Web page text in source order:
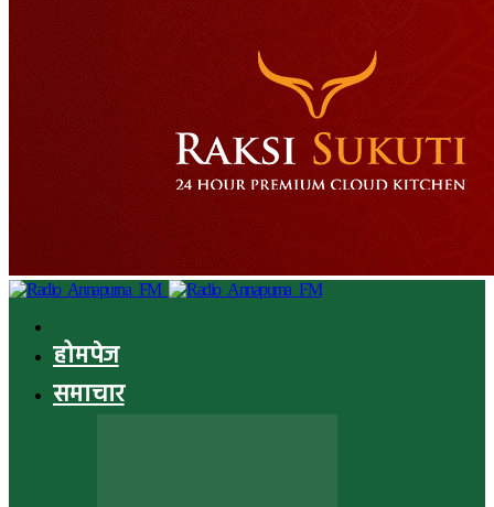
होमपेज
समाचार